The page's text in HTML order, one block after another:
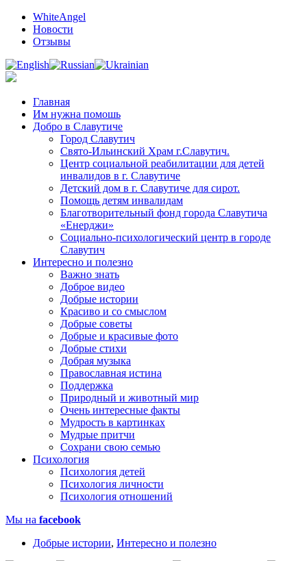
Мир добрых дел и полезной информации
WhiteAngel
Новости
Отзывы
Главная
Им нужна помошь
Добро в Славутиче
Город Славутич
Свято-Ильинский Храм г.Славутич.
Центр социальной реабилитации для детей
инвалидов в г. Славутиче
Детский дом в г. Славутиче для сирот.
Помощь детям инвалидам
Благотворительный фонд города Славутича
«Енерджи»
Социально-психологический центр в городе
Славутич
Интересно и полезно
Важно знать
Доброе видео
Добрые истории
Красиво и со смыслом
Добрые советы
Добрые и красивые фото
Добрые стихи
Добрая музыка
Православная истина
Поддержка
Природный и животный мир
Очень интересные факты
Мудрость в картинках
Мудрые притчи
Сохрани свою семью
Психология
Психология детей
Психология личности
Психология отношений
Мы на facebook
Добрые истории, Интересно и полезно